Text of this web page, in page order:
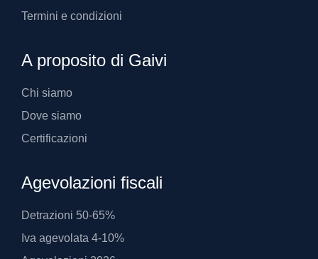
Termini e condizioni
A proposito di Gaivi
Chi siamo
Dove siamo
Certificazioni
Agevolazioni fiscali
Detrazioni 50-65%
Iva agevolata 4-10%